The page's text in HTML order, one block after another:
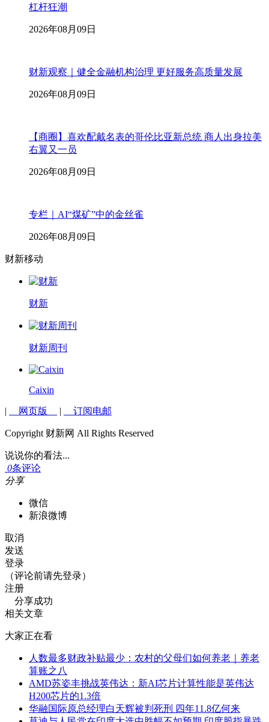
杠杆狂潮
2026年08月09日
财新观察｜健全金融机构治理 更好服务高质量发展
2026年08月09日
【商圈】喜欢配戴名表的哥伦比亚新总统 商人出身拉美
右翼又一员
2026年08月09日
专栏｜AI“煤矿”中的金丝雀
2026年08月09日
财新移动
财新
财新周刊
Caixin
| 网页版 | 订阅电邮
Copyright 财新网 All Rights Reserved
说说你的看法...
0条评论
分享
微信
新浪微博
取消
发送
登录
（评论前请先登录）
注册
分享成功
相关文章
大家正在看
人数最多财政补贴最少：农村的父母们如何养老｜养老
算账之八
AMD苏姿丰挑战英伟达：新AI芯片计算性能是英伟达
H200芯片的1.3倍
华融国际原总经理白天辉被判死刑 四年11.8亿何来